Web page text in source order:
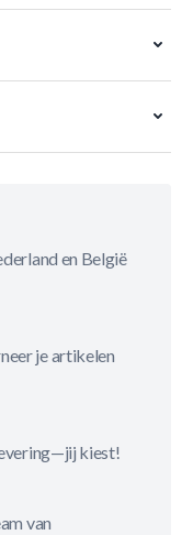
en België
je artikelen
kiest!
van